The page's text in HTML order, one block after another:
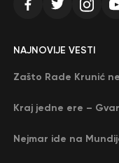
NAJNOVIJE VESTI